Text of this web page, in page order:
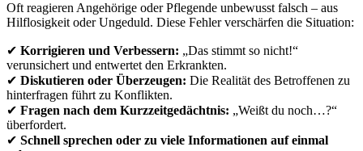
Oft reagieren Angehörige oder Pflegende unbewusst falsch – aus
Hilflosigkeit oder Ungeduld. Diese Fehler verschärfen die Situation:
✔ Korrigieren und Verbessern: „Das stimmt so nicht!“
verunsichert und entwertet den Erkrankten.
✔ Diskutieren oder Überzeugen: Die Realität des Betroffenen zu
hinterfragen führt zu Konflikten.
✔ Fragen nach dem Kurzzeitgedächtnis: „Weißt du noch…?“
überfordert.
✔ Schnell sprechen oder zu viele Informationen auf einmal